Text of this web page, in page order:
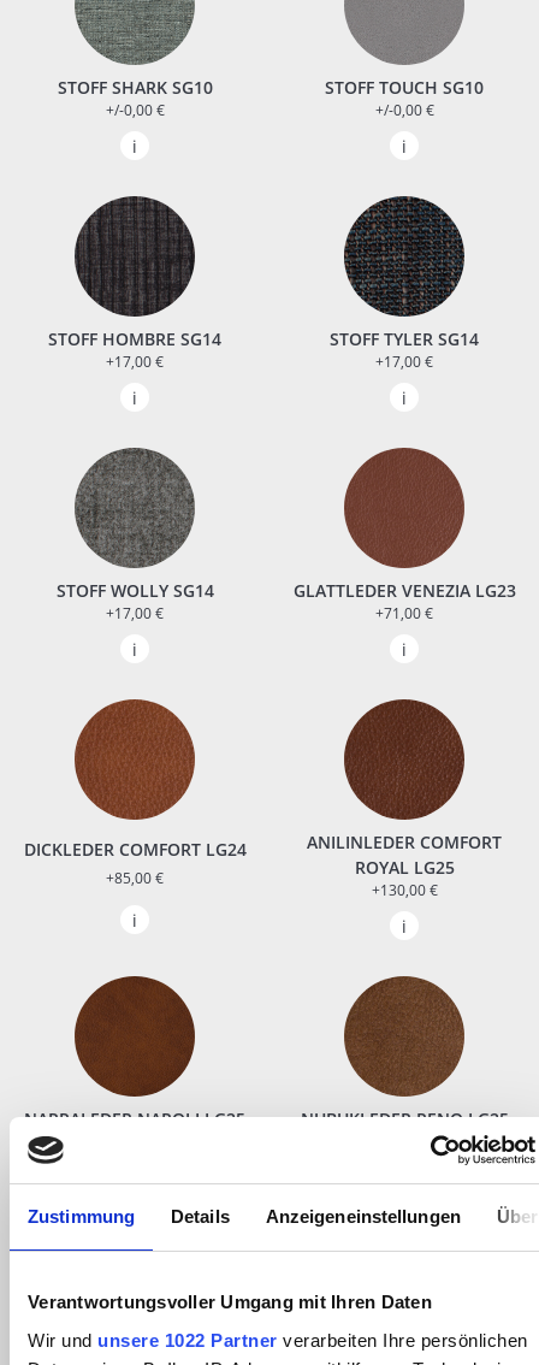
Zustimmung Details Anzeigeneinstellungen
Verantwortungsvoller Umgang mit Ihren Daten
Wir und unsere 1022 Partner verarbeiten Ihre persönlichen
STOFF SHARK SG10
+/-0,00 €
STOFF TOUCH SG10
+/-0,00 €
STOFF HOMBRE SG14
+17,00 €
STOFF TYLER SG14
+17,00 €
STOFF WOLLY SG14
+17,00 €
GLATTLEDER VENEZIA LG23
+71,00 €
DICKLEDER COMFORT LG24
+85,00 €
ANILINLEDER COMFORT
ROYAL LG25
+130,00 €
NAPPALEDER NAPOLI LG25 NUBUKLEDER RENO LG25
+130,00 €